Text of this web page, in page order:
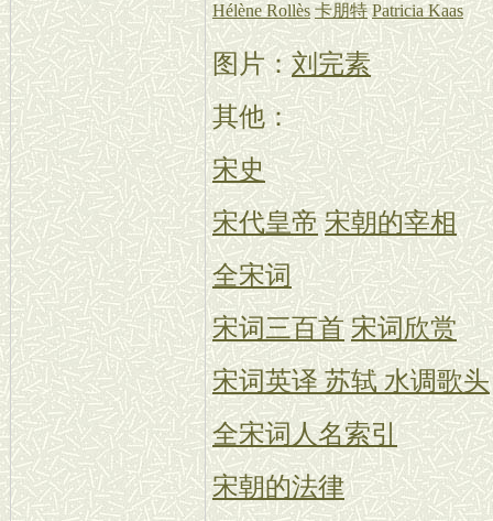
Hélène Rollès 卡朋特 Patricia Kaas
图片：刘完素
其他：
宋史
宋代皇帝 宋朝的宰相
全宋词
宋词三百首 宋词欣赏
宋词英译 苏轼 水调歌头
全宋词人名索引
宋朝的法律